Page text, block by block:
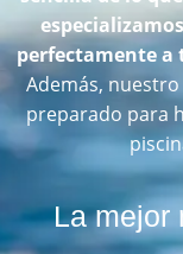
perfectamente a
Además,
preparado para
La mejor